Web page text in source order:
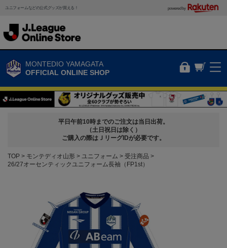
ユニフォームなどの公式グッズが買える！ powered by
MONTEDIO YAMAGATA
OFFICIAL ONLINE SHOP
平日午前10時までのご注文は当日出荷。
（土日祝日は除く）
ご購入の際はＪリーグIDが必要です。
TOP モンテディオ山形 ユニフォーム
受注商品
26/27オーセンティックユニフォーム長袖（FP1st）